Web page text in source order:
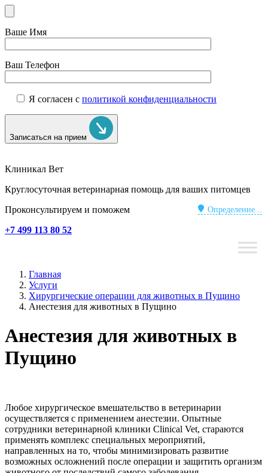
Ваше Имя
Ваш Телефон
Я согласен с политикой конфиденциальности
Записаться на прием
Клиникал Вет
Круглосуточная ветеринарная помощь для ваших питомцев
Определение...
Проконсультируем и поможем
+7 499 113 80 52
Главная
Услуги
Хирургические операции для животных в Пущино
Анестезия для животных в Пущино
Анестезия для животных в
Пущино
Любое хирургическое вмешательство в ветеринарии
осуществляется с применением анестезии. Опытные
сотрудники ветеринарной клиники Clinical Vet, стараются
применять комплекс специальных мероприятий,
направленных на то, чтобы минимизировать развитие
возможных осложнений после операции и защитить организм